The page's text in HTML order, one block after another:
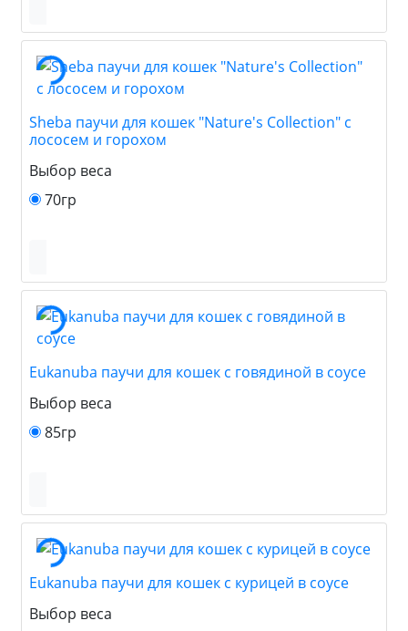
Sheba паучи для кошек "Nature's Collection" с
лососем и горохом
Выбор веса
70гр
Eukanuba паучи для кошек с говядиной в соусе
Выбор веса
85гр
Eukanuba паучи для кошек с курицей в соусе
Выбор веса